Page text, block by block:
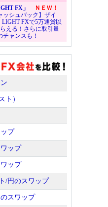
FX」
ＮＥＷ！
ッシュバック】ザイ
FXで5万通貨以
える！さらに取引量
チャンスも！
ト）
プ
ップ
ップ
/円のスワップ
スワップ